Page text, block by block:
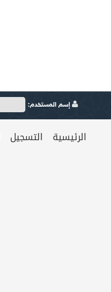
إسم المستخدم:
الرئيسية التسجيل